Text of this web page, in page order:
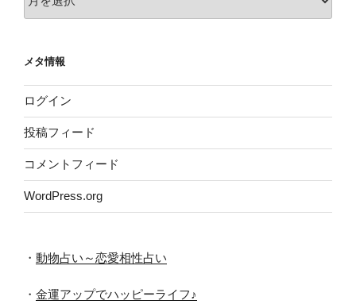
ー
ブ
メタ情報
ログイン
投稿フィード
コメントフィード
WordPress.org
・ 動物占い～恋愛相性占い
・ 金運アップでハッピーライフ♪